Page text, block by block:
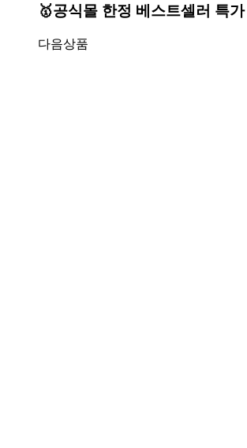
🥇공식몰 한정 베스트셀러 특가
다음상품